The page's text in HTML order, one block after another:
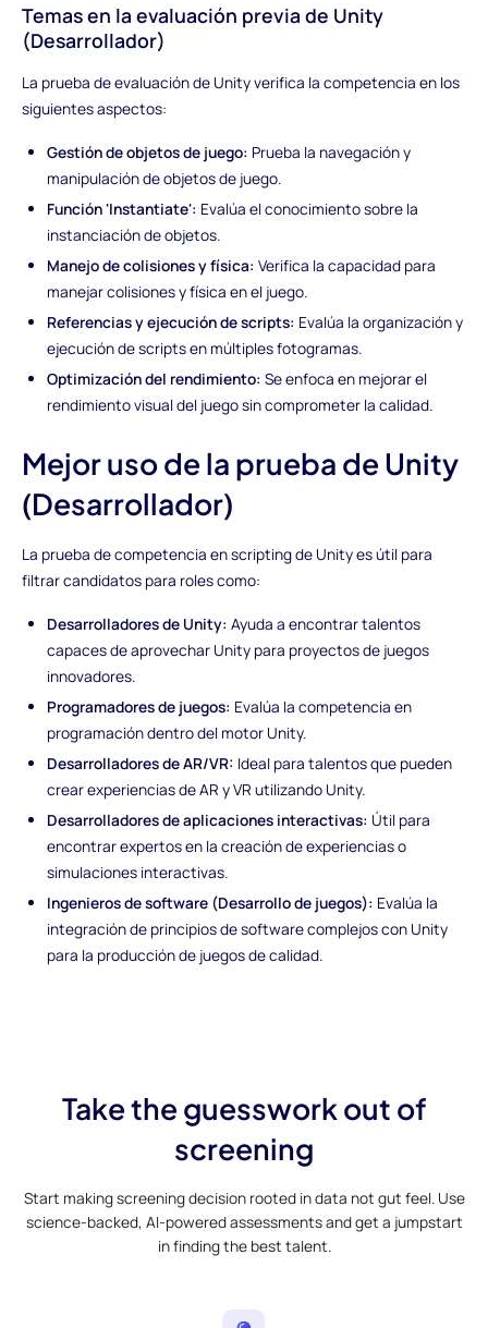
Temas en la evaluación previa de Unity
(Desarrollador)
La prueba de evaluación de Unity verifica la competencia en los
siguientes aspectos:
Gestión de objetos de juego: Prueba la navegación y
manipulación de objetos de juego.
Función 'Instantiate': Evalúa el conocimiento sobre la
instanciación de objetos.
Manejo de colisiones y física: Verifica la capacidad para
manejar colisiones y física en el juego.
Referencias y ejecución de scripts: Evalúa la organización y
ejecución de scripts en múltiples fotogramas.
Optimización del rendimiento: Se enfoca en mejorar el
rendimiento visual del juego sin comprometer la calidad.
Mejor uso de la prueba de Unity
(Desarrollador)
La prueba de competencia en scripting de Unity es útil para
filtrar candidatos para roles como:
Desarrolladores de Unity: Ayuda a encontrar talentos
capaces de aprovechar Unity para proyectos de juegos
innovadores.
Programadores de juegos: Evalúa la competencia en
programación dentro del motor Unity.
Desarrolladores de AR/VR: Ideal para talentos que pueden
crear experiencias de AR y VR utilizando Unity.
Desarrolladores de aplicaciones interactivas: Útil para
encontrar expertos en la creación de experiencias o
simulaciones interactivas.
Ingenieros de software (Desarrollo de juegos): Evalúa la
integración de principios de software complejos con Unity
para la producción de juegos de calidad.
Take the guesswork out of
screening
Start making screening decision rooted in data not gut feel. Use
science-backed, AI-powered assessments and get a jumpstart
in finding the best talent.